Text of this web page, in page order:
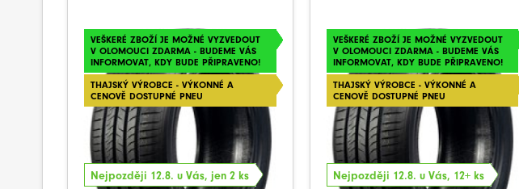
VEŠKERÉ ZBOŽÍ JE MOŽNÉ VYZVEDOUT
V OLOMOUCI ZDARMA - BUDEME VÁS
INFORMOVAT, KDY BUDE PŘIPRAVENO!
THAJSKÝ VÝROBCE - VÝKONNÉ A
CENOVĚ DOSTUPNÉ PNEU
Nejpozději 12.8. u Vás, jen 2 ks
VEŠKERÉ ZBOŽÍ JE MOŽNÉ VYZVEDOUT
V OLOMOUCI ZDARMA - BUDEME VÁS
INFORMOVAT, KDY BUDE PŘIPRAVENO!
THAJSKÝ VÝROBCE - VÝKONNÉ A
CENOVĚ DOSTUPNÉ PNEU
Nejpozději 12.8. u Vás, 12+ ks